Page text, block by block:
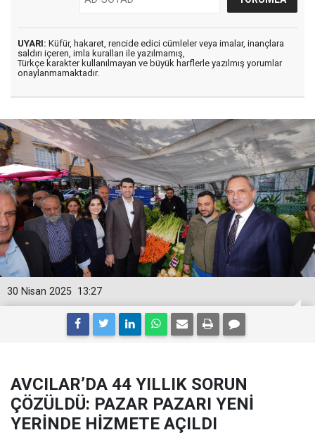
UYARI: Küfür, hakaret, rencide edici cümleler veya imalar, inançlara
saldırı içeren, imla kuralları ile yazılmamış,
Türkçe karakter kullanılmayan ve büyük harflerle yazılmış yorumlar
onaylanmamaktadır.
13:27
30 Nisan 2025
AVCILAR’DA 44 YILLIK SORUN
ÇÖZÜLDÜ: PAZAR PAZARI YENİ
YERİNDE HİZMETE AÇILDI